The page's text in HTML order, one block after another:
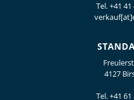
Tel.+41 41
4127
Tel.+41 61